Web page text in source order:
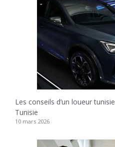
Les conseils d’un loueur
Tunisie
10 mars 2026